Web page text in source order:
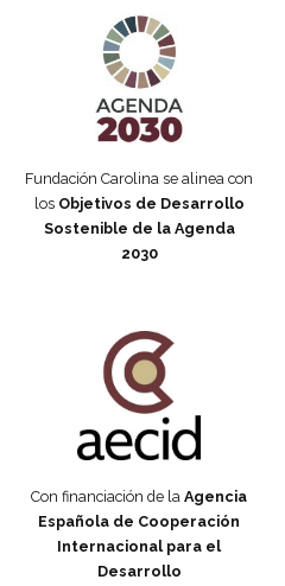
Fundación Carolina se alinea con
los Objetivos de Desarrollo
Sostenible de la Agenda
2030
Con financiación de la Agencia
Española de Cooperación
Internacional para el
Desarrollo